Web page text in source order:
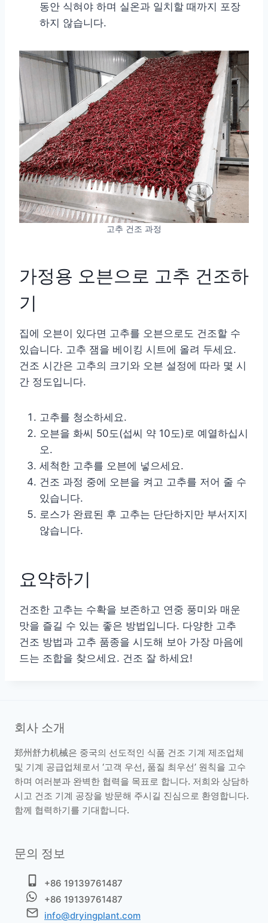
동안 식혀야 하며 실온과 일치할 때까지 포장
하지 않습니다.
고추 건조 과정
가정용 오븐으로 고추 건조하
기
집에 오븐이 있다면 고추를 오븐으로도 건조할 수
있습니다. 고추 잼을 베이킹 시트에 올려 두세요.
건조 시간은 고추의 크기와 오븐 설정에 따라 몇 시
간 정도입니다.
고추를 청소하세요.
오븐을 화씨 50도(섭씨 약 10도)로 예열하십시
오.
세척한 고추를 오븐에 넣으세요.
건조 과정 중에 오븐을 켜고 고추를 저어 줄 수
있습니다.
로스가 완료된 후 고추는 단단하지만 부서지지
않습니다.
요약하기
건조한 고추는 수확을 보존하고 연중 풍미와 매운
맛을 즐길 수 있는 좋은 방법입니다. 다양한 고추
건조 방법과 고추 품종을 시도해 보아 가장 마음에
드는 조합을 찾으세요. 건조 잘 하세요!
회사 소개
郑州舒力机械은 중국의 선도적인 식품 건조 기계 제조업체
및 기계 공급업체로서 ‘고객 우선, 품질 최우선’ 원칙을 고수
하며 여러분과 완벽한 협력을 목표로 합니다. 저희와 상담하
시고 건조 기계 공장을 방문해 주시길 진심으로 환영합니다.
함께 협력하기를 기대합니다.
문의 정보
+86 19139761487
+86 19139761487
info@dryingplant.com